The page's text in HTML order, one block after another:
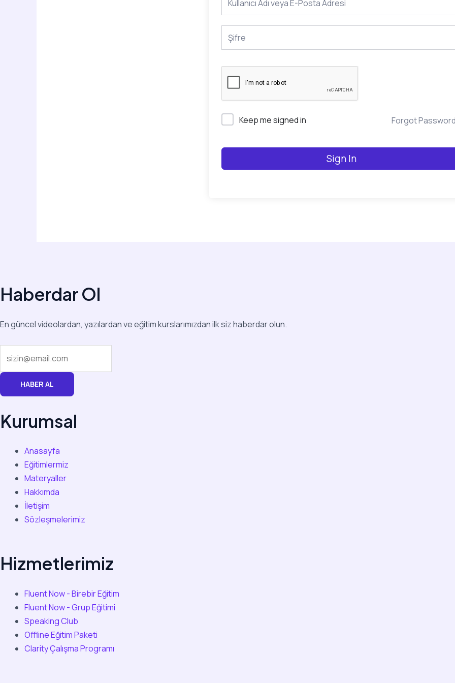
Keep me signed in Forgot
Sign In
Haberdar Ol
En güncel videolardan, yazılardan ve eğitim kurslarımızdan ilk siz haberdar olun.
HABER AL
Kurumsal
Anasayfa
Eğitimlermiz
Materyaller
Hakkımda
İletişim
Sözleşmelerimiz
Hizmetlerimiz
Fluent Now - Birebir Eğitim
Fluent Now - Grup Eğitimi
Speaking Club
Offline Eğitim Paketi
Clarity Çalışma Programı